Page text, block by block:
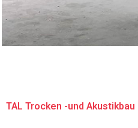
TAL Trocken -und Akustikbau